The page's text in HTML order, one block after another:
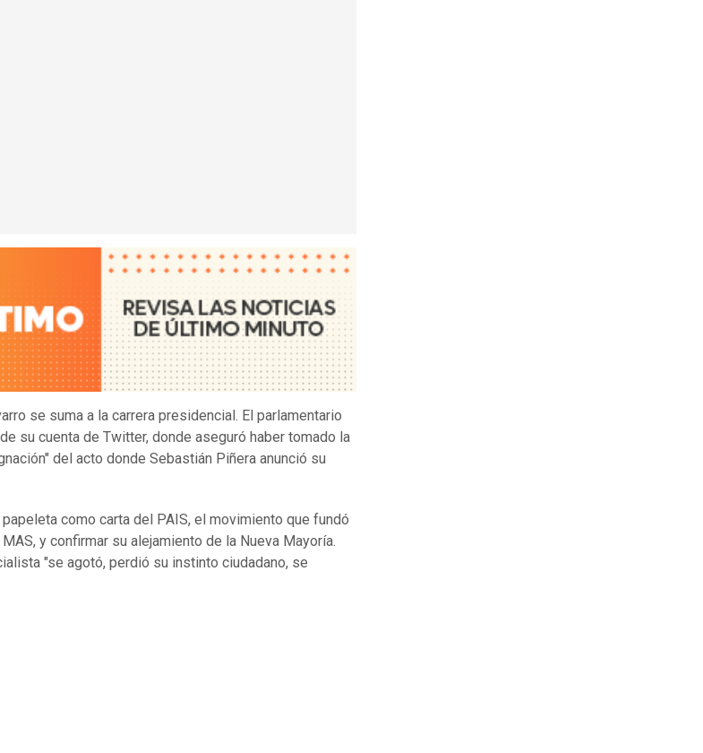
se suma a la carrera presidencial. El parlamentario
su cuenta de Twitter, donde aseguró haber tomado la
del acto donde Sebastián Piñera anunció su
papeleta como carta del PAIS, el movimiento que fundó
y confirmar su alejamiento de la Nueva Mayoría.
"se agotó, perdió su instinto ciudadano, se